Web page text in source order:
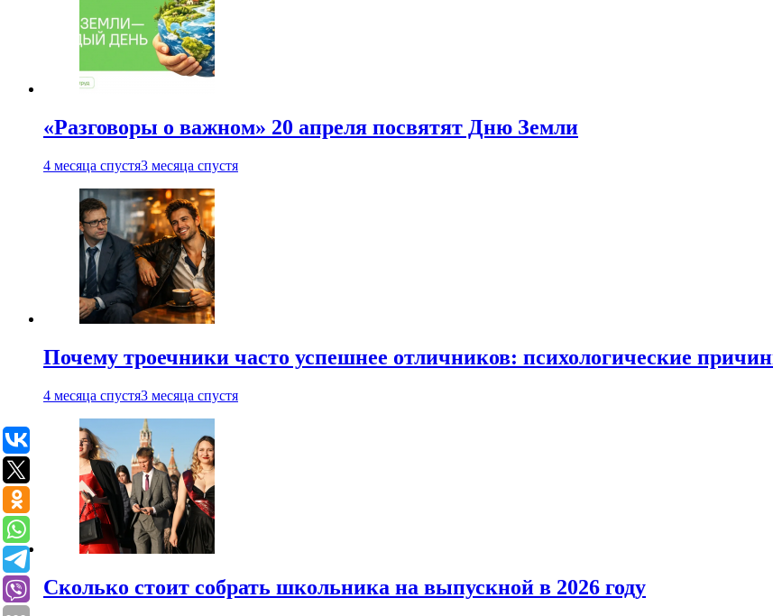
«Разговоры о важном» 20 апреля посвятят Дню Земли
4 месяца спустя3 месяца спустя
Почему троечники часто успешнее отличников: психологические
4 месяца спустя3 месяца спустя
Сколько стоит собрать школьника на выпускной в 2026 году